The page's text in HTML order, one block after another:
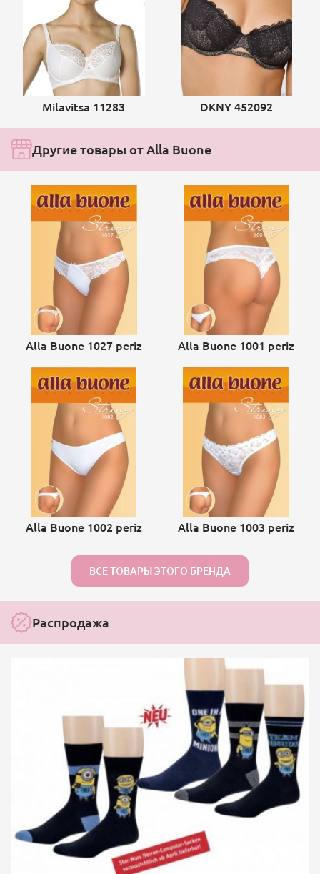
Milavitsa 11283 DKNY 452092
Другие товары от Alla Buone
Alla Buone 1027 periz Alla Buone 1001 periz
Alla Buone 1002 periz Alla Buone 1003 periz
ВСЕ ТОВАРЫ ЭТОГО БРЕНДА
Распродажа